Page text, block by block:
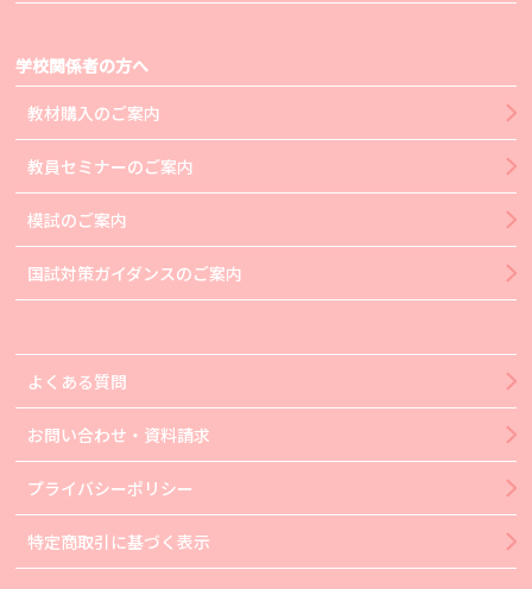
学校関係者の方へ
教材購入のご案内
教員セミナーのご案内
模試のご案内
国試対策ガイダンスのご案内
よくある質問
お問い合わせ・資料請求
プライバシーポリシー
特定商取引に基づく表示